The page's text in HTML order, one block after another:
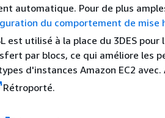
automatique. Pour de plus
du comportement de mise
est utilisé à la place du 3DES
par blocs, ce qui améliore les
d'instances Amazon EC2 avec.
Rétroporté.